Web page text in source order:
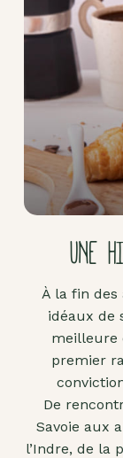
UNE
À la fin des
idéaux de
meilleure
premier
De
Savoie aux
l’Indre, de la